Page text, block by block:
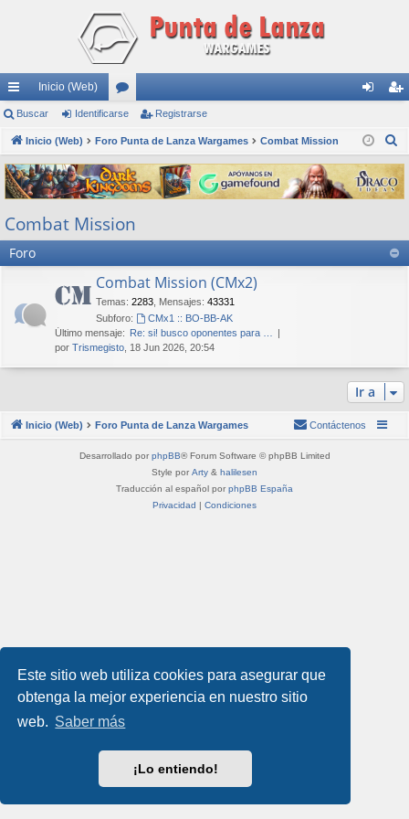
Este sitio web utiliza cookies para asegurar que
obtenga la mejor experiencia en nuestro sitio
web. Saber más
¡Lo entiendo!
nl
ac
es
rá
pi
do
Inicio (Web)
or
os nti
fic
ar
ist
ra
rs
Buscar Identificarse Registrarse
Inicio (Web) Foro Punta de Lanza Wargames Combat Mission
s
c
r
Combat Mission
Foro
Combat Mission (CMx2)
Temas: 2283 Mensajes: 43331
Subforo:
CMx1 :: BO-BB-AK
Último mensaje: Re: si! busco oponentes para …
por Trismegisto , 18 Jun 2026, 20:54
Ir a
Inicio (Web) Foro Punta de Lanza Wargames Contáctenos
Desarrollado por phpBB® Forum Software © phpBB Limited
Style por Arty & halilesen
Traducción al español por phpBB España
Privacidad | Condiciones